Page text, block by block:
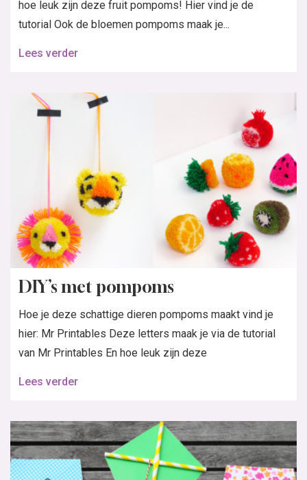
hoe leuk zijn deze fruit pompoms! Hier vind je de
tutorial Ook de bloemen pompoms maak je...
Lees verder
DIY’s met pompoms
Hoe je deze schattige dieren pompoms maakt vind je
hier: Mr Printables Deze letters maak je via de tutorial
van Mr Printables En hoe leuk zijn deze
Lees verder